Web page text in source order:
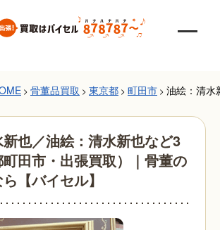
> 骨董品買取 > 東京都 > 町田市 > 油絵：清水
也／油絵：清水新也など3
田市・出張買取）｜骨董の
【バイセル】